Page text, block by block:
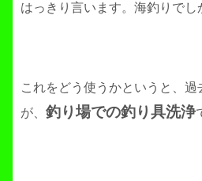
はっきり言います。海釣りでし
これをどう使うかというと、
が、 釣り場での釣り具洗浄